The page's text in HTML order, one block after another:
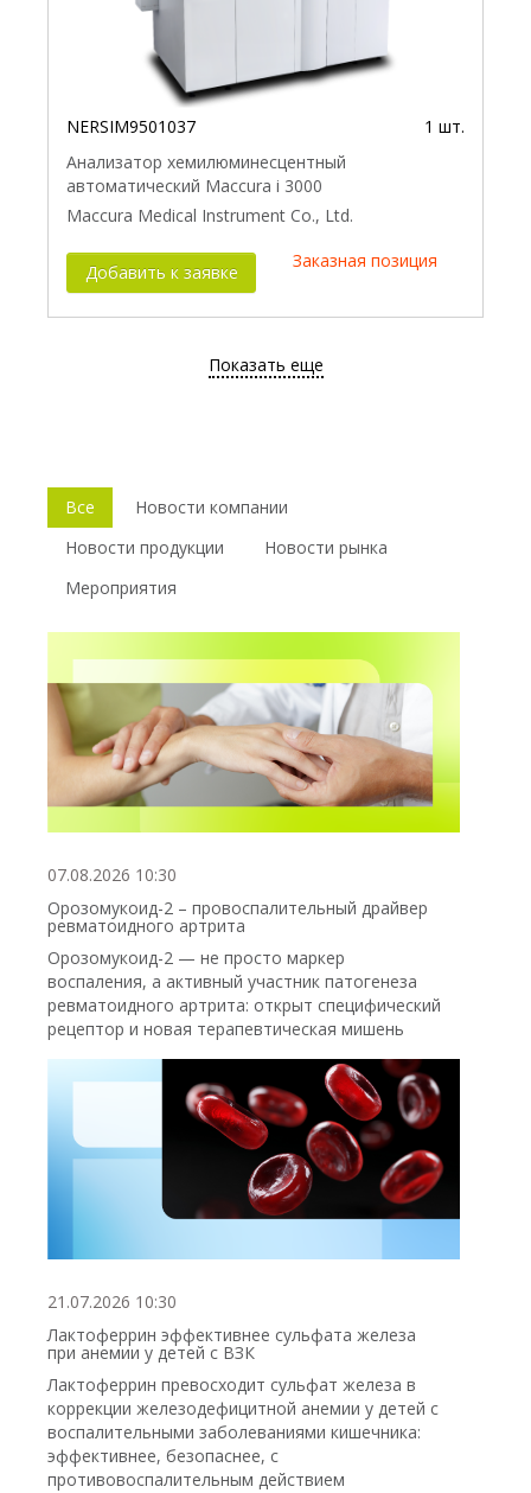
NERSIM9501037
1 шт.
Анализатор хемилюминесцентный
автоматический Maccura i 3000
Maccura Medical Instrument Co., Ltd.
Добавить к заявке
Заказная позиция
Показать еще
Все
Новости компании
Новости продукции
Новости рынка
Мероприятия
07.08.2026 10:30
Орозомукоид-2 – провоспалительный драйвер
ревматоидного артрита
Орозомукоид-2 — не просто маркер
воспаления, а активный участник патогенеза
ревматоидного артрита: открыт специфический
рецептор и новая терапевтическая мишень
21.07.2026 10:30
Лактоферрин эффективнее сульфата железа
при анемии у детей с ВЗК
Лактоферрин превосходит сульфат железа в
коррекции железодефицитной анемии у детей с
воспалительными заболеваниями кишечника:
эффективнее, безопаснее, с
противовоспалительным действием